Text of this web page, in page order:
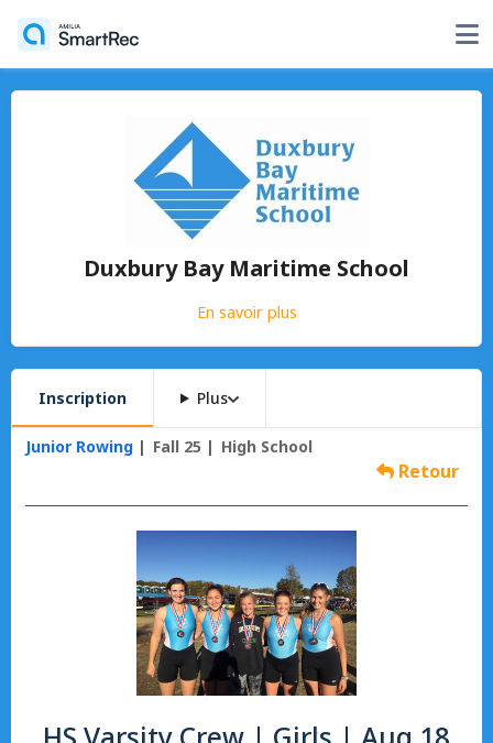
Duxbury Bay Maritime School
En savoir plus
Inscription Plus
Junior Rowing Fall 25 High School
Retour